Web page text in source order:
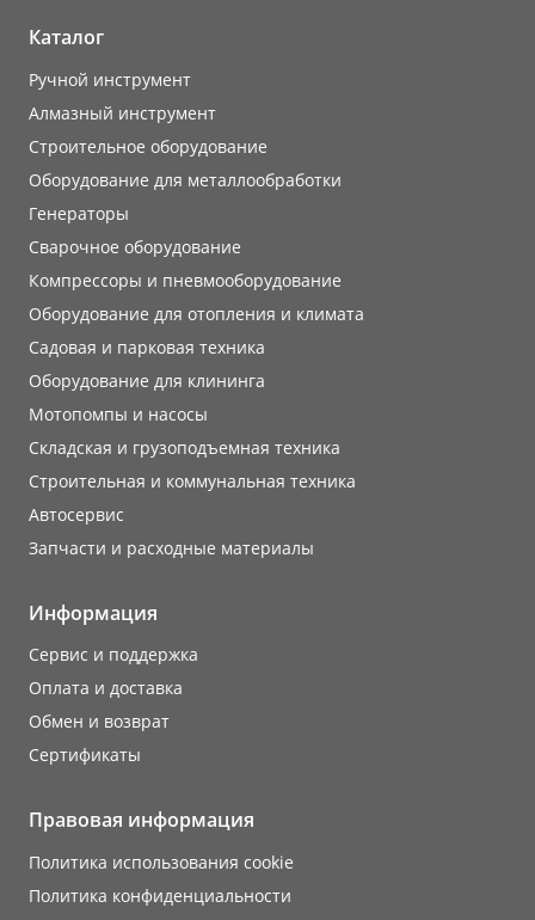
Каталог
Ручной инструмент
Алмазный инструмент
Строительное оборудование
Оборудование для металлообработки
Генераторы
Сварочное оборудование
Компрессоры и пневмооборудование
Оборудование для отопления и климата
Садовая и парковая техника
Оборудование для клининга
Мотопомпы и насосы
Складская и грузоподъемная техника
Строительная и коммунальная техника
Автосервис
Запчасти и расходные материалы
Информация
Сервис и поддержка
Оплата и доставка
Обмен и возврат
Сертификаты
Правовая информация
Политика использования cookie
Политика конфиденциальности